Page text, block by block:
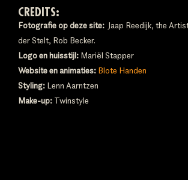
CREDITS:
Fotografie op deze site: Jaap Reedijk, the
der Stelt, Rob Becker.
Logo en huisstijl: Mariël Stapper
Website en animaties: Blote Handen
Styling: Lenn Aarntzen
Make-up: Twinstyle